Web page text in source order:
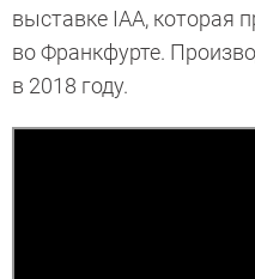
выставке IAA, которая
во Франкфурте.
в 2018 году.